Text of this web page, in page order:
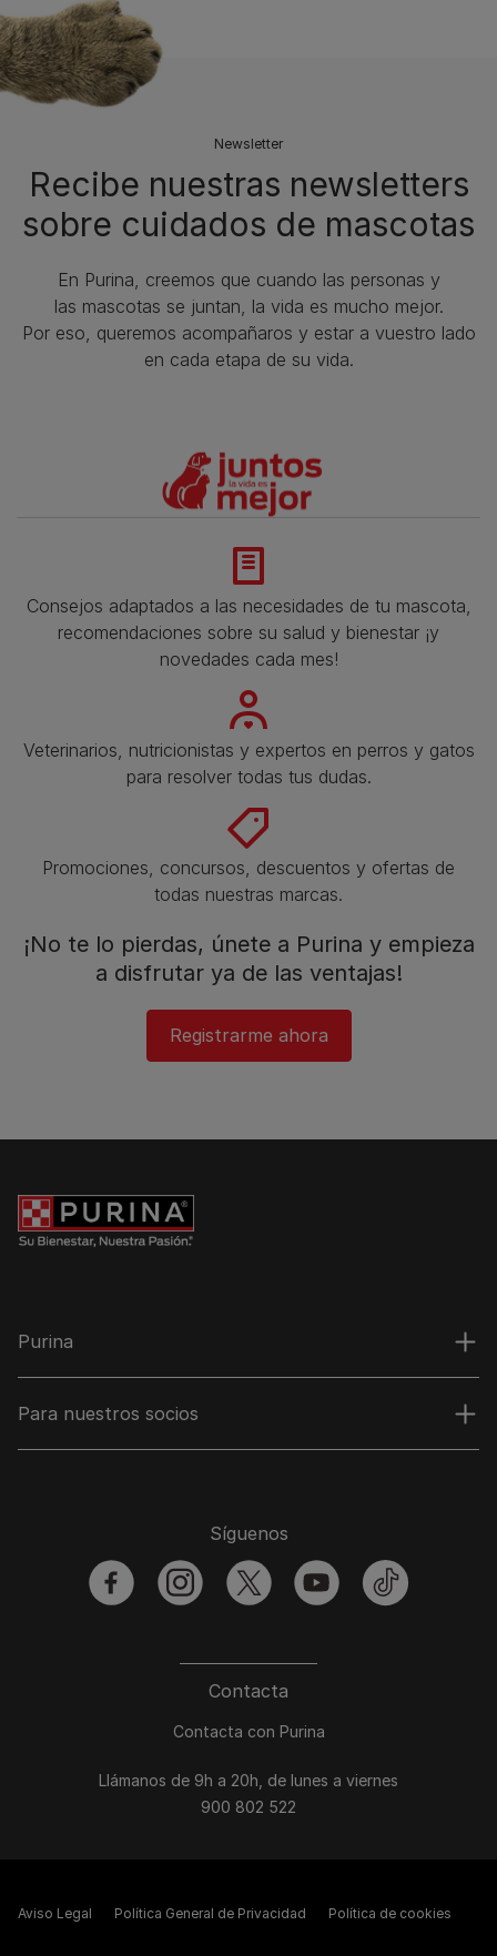
Newsletter
Recibe nuestras newsletters
sobre cuidados de mascotas​
En Purina, creemos que cuando las personas y
las mascotas se juntan, la vida es mucho mejor.
Por eso, queremos acompañaros y estar a vuestro lado
en cada etapa de su vida.​
Consejos adaptados a las necesidades de tu mascota,
recomendaciones sobre su salud y bienestar ¡y
novedades cada mes!
Veterinarios, nutricionistas y expertos en perros y gatos
para resolver todas tus dudas.​
Promociones, concursos, descuentos y ofertas de
todas nuestras marcas.​
¡No te lo pierdas, únete a Purina y empieza
a disfrutar ya de las ventajas!​
Registrarme ahora​
Purina
Para nuestros socios
Contacta
Contacta con Purina
Llámanos de 9h a 20h, de lunes a viernes
900 802 522
Síguenos
facebookinstagramtwitter youtubetiktok
Aviso Legal Política General de Privacidad Política de cookies